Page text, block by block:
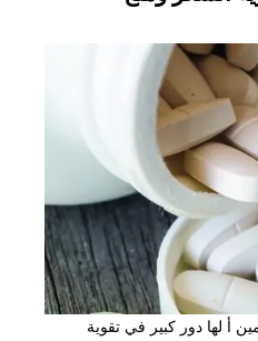
أ لها دور كبير في تقوية